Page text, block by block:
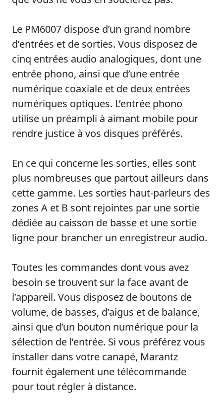
Le PM6007 dispose d’un grand nombre
d’entrées et de sorties. Vous disposez de
cinq entrées audio analogiques, dont une
entrée phono, ainsi que d’une entrée
numérique coaxiale et de deux entrées
numériques optiques. L’entrée phono
utilise un préampli à aimant mobile pour
rendre justice à vos disques préférés.
En ce qui concerne les sorties, elles sont
plus nombreuses que partout ailleurs dans
cette gamme. Les sorties haut-parleurs des
zones A et B sont rejointes par une sortie
dédiée au caisson de basse et une sortie
ligne pour brancher un enregistreur audio.
Toutes les commandes dont vous avez
besoin se trouvent sur la face avant de
l’appareil. Vous disposez de boutons de
volume, de basses, d’aigus et de balance,
ainsi que d’un bouton numérique pour la
sélection de l’entrée. Si vous préférez vous
installer dans votre canapé, Marantz
fournit également une télécommande
pour tout régler à distance.